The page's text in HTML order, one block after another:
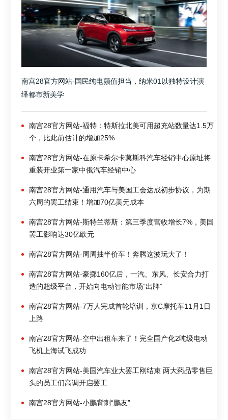
南宫28官方网站-国民纯电颜值担当，纳米01以独特设计演
绎都市新美学
南宫28官方网站-福特：特斯拉北美可用超充站数量达1.5万
个，比此前估计的增加25%
南宫28官方网站-在原卡希尔卡莫斯科汽车经销中心原址将
重装开业第一家中俄汽车经销中心
南宫28官方网站-通用汽车与美国工会达成初步协议，为期
六周的罢工结束！增加70亿美元成本
南宫28官方网站-斯特兰蒂斯：第三季度营收增长7%，美国
罢工影响达30亿欧元
南宫28官方网站-周周抽半价车！奔腾这波玩大了！
南宫28官方网站-豪掷160亿后，一汽、东风、长安合力打
造的超级平台，开始向电动智能市场“出牌”
南宫28官方网站-7万人完成首轮培训，京C摩托车11月1日
上路
南宫28官方网站-空中出租车来了！完全国产化2吨级电动
飞机上海试飞成功
南宫28官方网站-美国汽车业大罢工刚结束 两大药品零售巨
头的员工们高调开启罢工
南宫28官方网站-小鹏背刺“鹏友”